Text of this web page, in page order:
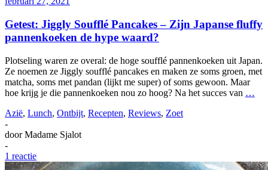
Getest: Jiggly Soufflé Pancakes – Zijn Japanse fluffy
pannenkoeken de hype waard?
Plotseling waren ze overal: de hoge soufflé pannenkoeken uit Japan.
Ze noemen ze Jiggly soufflé pancakes en maken ze soms groen, met
matcha, soms met pandan (lijkt me super) of soms gewoon. Maar
hoe krijg je die pannenkoeken nou zo hoog? Na het succes van …
Azië, Lunch, Ontbijt, Recepten, Reviews, Zoet
-
doorMadame Sjalot
-
1 reactie